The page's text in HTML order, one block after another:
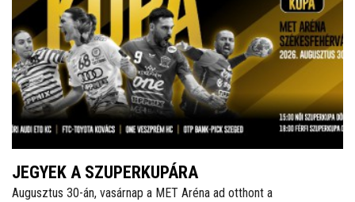
JEGYEK A SZUPERKUPÁRA
Augusztus 30-án, vasárnap a MET Aréna ad otthont a